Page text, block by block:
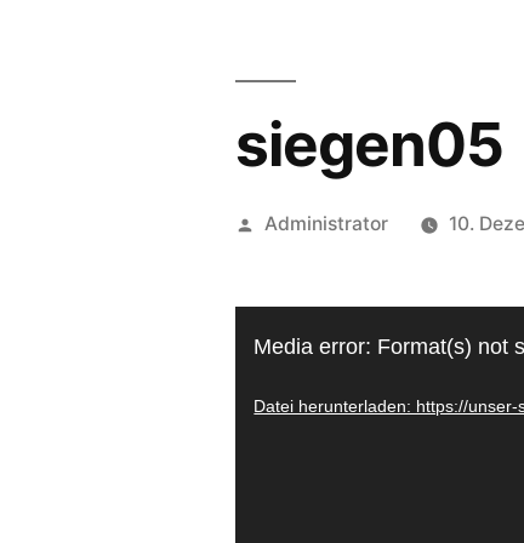
siegen05
Administrator 10.
Video-
Media error: Format(s) not
Datei herunterladen: https://